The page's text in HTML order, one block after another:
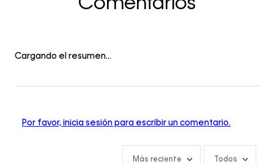
Cargando el resumen…
Por favor, inicia sesión para escribir un comentario.
Más reciente Todos